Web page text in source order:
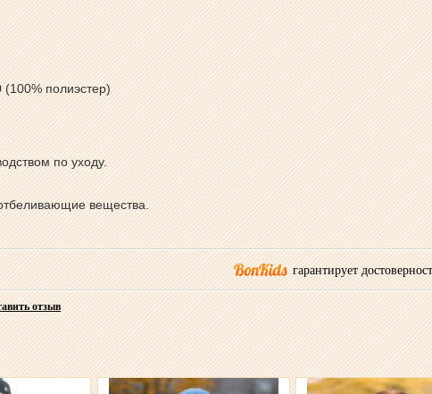
полиэстер)
по уходу.
вещества.
гарантирует
отзыв